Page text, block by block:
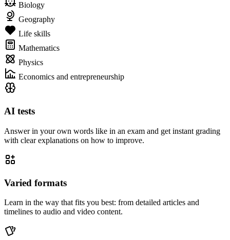
Biology
Geography
Life skills
Mathematics
Physics
Economics and entrepreneurship
AI tests
Answer in your own words like in an exam and get instant grading
with clear explanations on how to improve.
Varied formats
Learn in the way that fits you best: from detailed articles and
timelines to audio and video content.